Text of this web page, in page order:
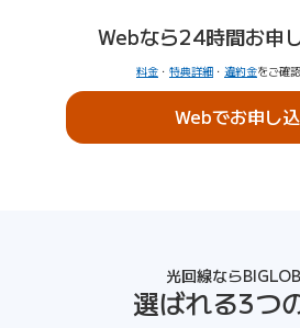
Webなら24時間お申
料金 ・ 特典詳細 ・ 違約金をご確
Webでお申し
光回線なら
選ばれる3つ